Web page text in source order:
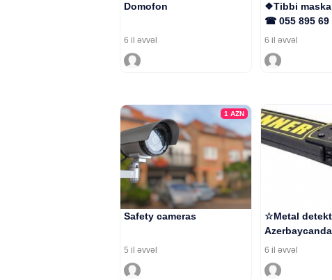
Domofon
6 il əvvəl
❖Tibbi
☎ 055 895 69
6 il əvvəl
1 AZN
Safety cameras
5 il əvvəl
☆Metal
6 il əvvəl